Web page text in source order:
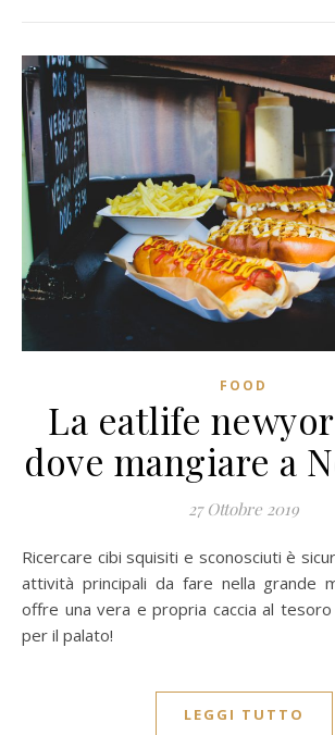
FOOD
La eatlife
dove mangiare a
27 Ottobre 2019
Ricercare cibi squisiti e sconosciuti è sicuramente una delle
attività principali da fare nella grande
offre una vera e propria caccia al
per il palato!
LEGGI TUTTO